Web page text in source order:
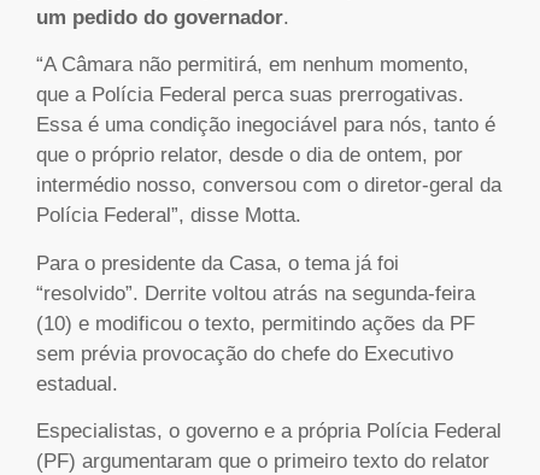
um pedido do governador.
“A Câmara não permitirá, em nenhum momento,
que a Polícia Federal perca suas prerrogativas.
Essa é uma condição inegociável para nós, tanto é
que o próprio relator, desde o dia de ontem, por
intermédio nosso, conversou com o diretor-geral da
Polícia Federal”, disse Motta.
Para o presidente da Casa, o tema já foi
“resolvido”. Derrite voltou atrás na segunda-feira
(10) e modificou o texto, permitindo ações da PF
sem prévia provocação do chefe do Executivo
estadual.
Especialistas, o governo e a própria Polícia Federal
(PF) argumentaram que o primeiro texto do relator